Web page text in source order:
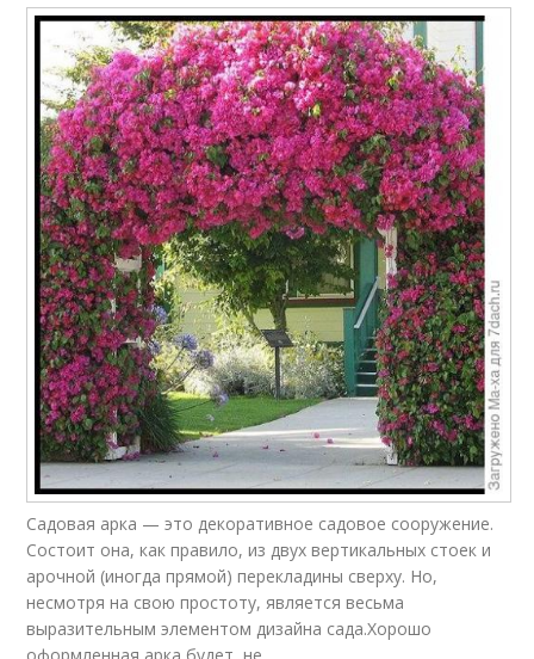
Садовая арка — это декоративное садовое сооружение.
Состоит она, как правило, из двух вертикальных стоек и
арочной (иногда прямой) перекладины сверху. Но,
несмотря на свою простоту, является весьма
выразительным элементом дизайна сада.Хорошо